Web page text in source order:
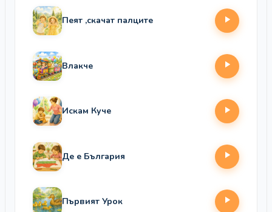
Пеят ,скачат палците
Влакче
Искам Куче
Де е България
Първият Урок